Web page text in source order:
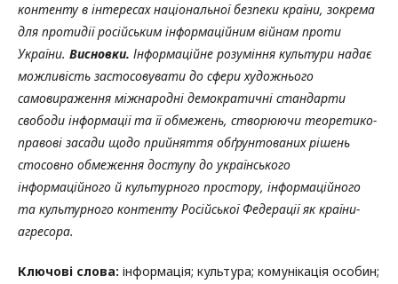
контенту в інтересах національної безпеки країни, зокрема
для протидії російським інформаційним війнам проти
України. Висновки. Інформаційне розуміння культури надає
можливість застосовувати до сфери художнього
самовираження міжнародні демократичні стандарти
свободи інформації та її обмежень, створюючи теоретико-
правові засади щодо прийняття обґрунтованих рішень
стосовно обмеження доступу до українського
інформаційного й культурного простору, інформаційного
та культурного контенту Російської Федерації як країни-
агресора.
Ключові слова: інформація; культура; комунікація особин;